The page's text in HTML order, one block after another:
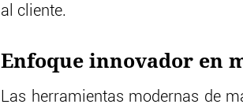
al cliente.
Enfoque innovador en
Las herramientas modernas de